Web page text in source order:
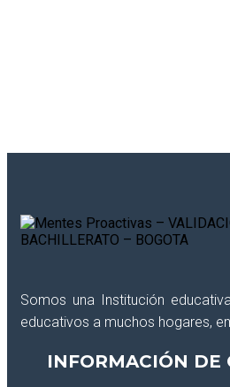
Somos una Institución
educativos a muchos hogares,
INFORMACIÓN DE